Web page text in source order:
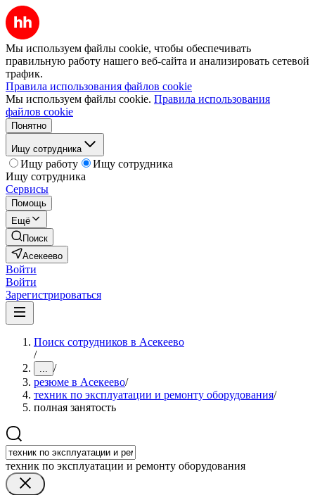
Мы используем файлы cookie, чтобы обеспечивать
правильную работу нашего веб-сайта и анализировать сетевой
трафик.
Правила использования файлов cookie
Мы используем файлы cookie. Правила использования
файлов cookie
Понятно
Ищу сотрудника
Ищу работу
Ищу сотрудника
Ищу сотрудника
Сервисы
Помощь
Ещё
Поиск
Асекеево
Войти
Войти
Зарегистрироваться
Поиск сотрудников в Асекеево
/
... /
резюме в Асекеево/
техник по эксплуатации и ремонту оборудования/
полная занятость
техник по эксплуатации и ремонту оборудования